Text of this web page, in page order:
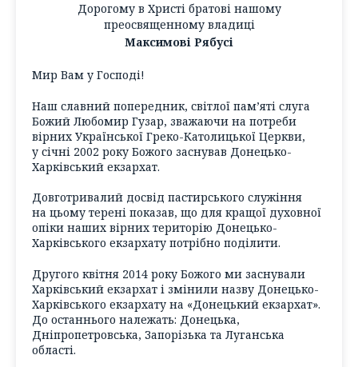
Дорогому в Христі братові нашому
преосвященному владиці
Максимові Рябусі
Мир Вам у Господі!
Наш славний попередник, світлої пам’яті слуга
Божий Любомир Гузар, зважаючи на потреби
вірних Української Греко-Католицької Церкви,
у січні 2002 року Божого заснував Донецько-
Харківський екзархат.
Довготривалий досвід пастирського служіння
на цьому терені показав, що для кращої духовної
опіки наших вірних територію Донецько-
Харківського екзархату потрібно поділити.
Другого квітня 2014 року Божого ми заснували
Харківський екзархат і змінили назву Донецько-
Харківського екзархату на «Донецький екзархат».
До останнього належать: Донецька,
Дніпропетровська, Запорізька та Луганська
області.